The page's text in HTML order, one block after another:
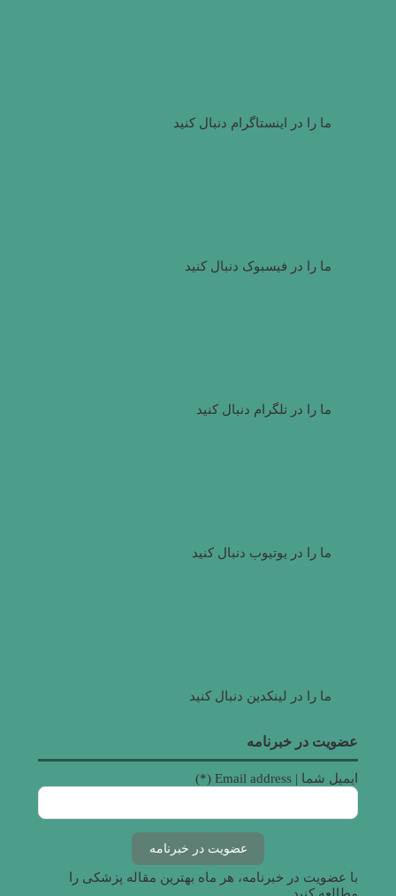
ما را در اینستاگرام دنبال کنید
ما را در فیسبوک دنبال کنید
ما را در تلگرام دنبال کنید
ما را در یوتیوب دنبال کنید
ما را در لینکدین دنبال کنید
عضویت در خبرنامه
ایمیل شما | Email address (*)
با عضویت در خبرنامه، هر ماه بهترین مقاله پزشکی را